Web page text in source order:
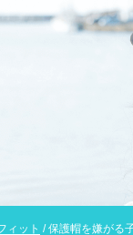
ィット / 保護帽を嫌がる